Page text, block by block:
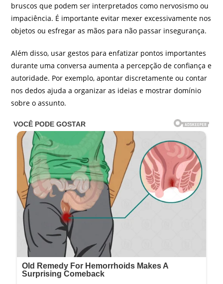
bruscos que podem ser interpretados como nervosismo ou
impaciência. É importante evitar mexer excessivamente nos
objetos ou esfregar as mãos para não passar insegurança.
Além disso, usar gestos para enfatizar pontos importantes
durante uma conversa aumenta a percepção de confiança e
autoridade. Por exemplo, apontar discretamente ou contar
nos dedos ajuda a organizar as ideias e mostrar domínio
sobre o assunto.